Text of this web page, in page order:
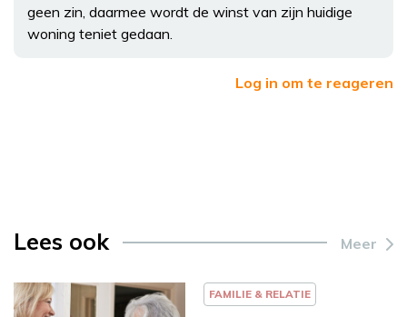
geen zin, daarmee wordt de winst van zijn huidige
woning teniet gedaan.
Log in om te reageren
Lees ook Meer
FAMILIE & RELATIE